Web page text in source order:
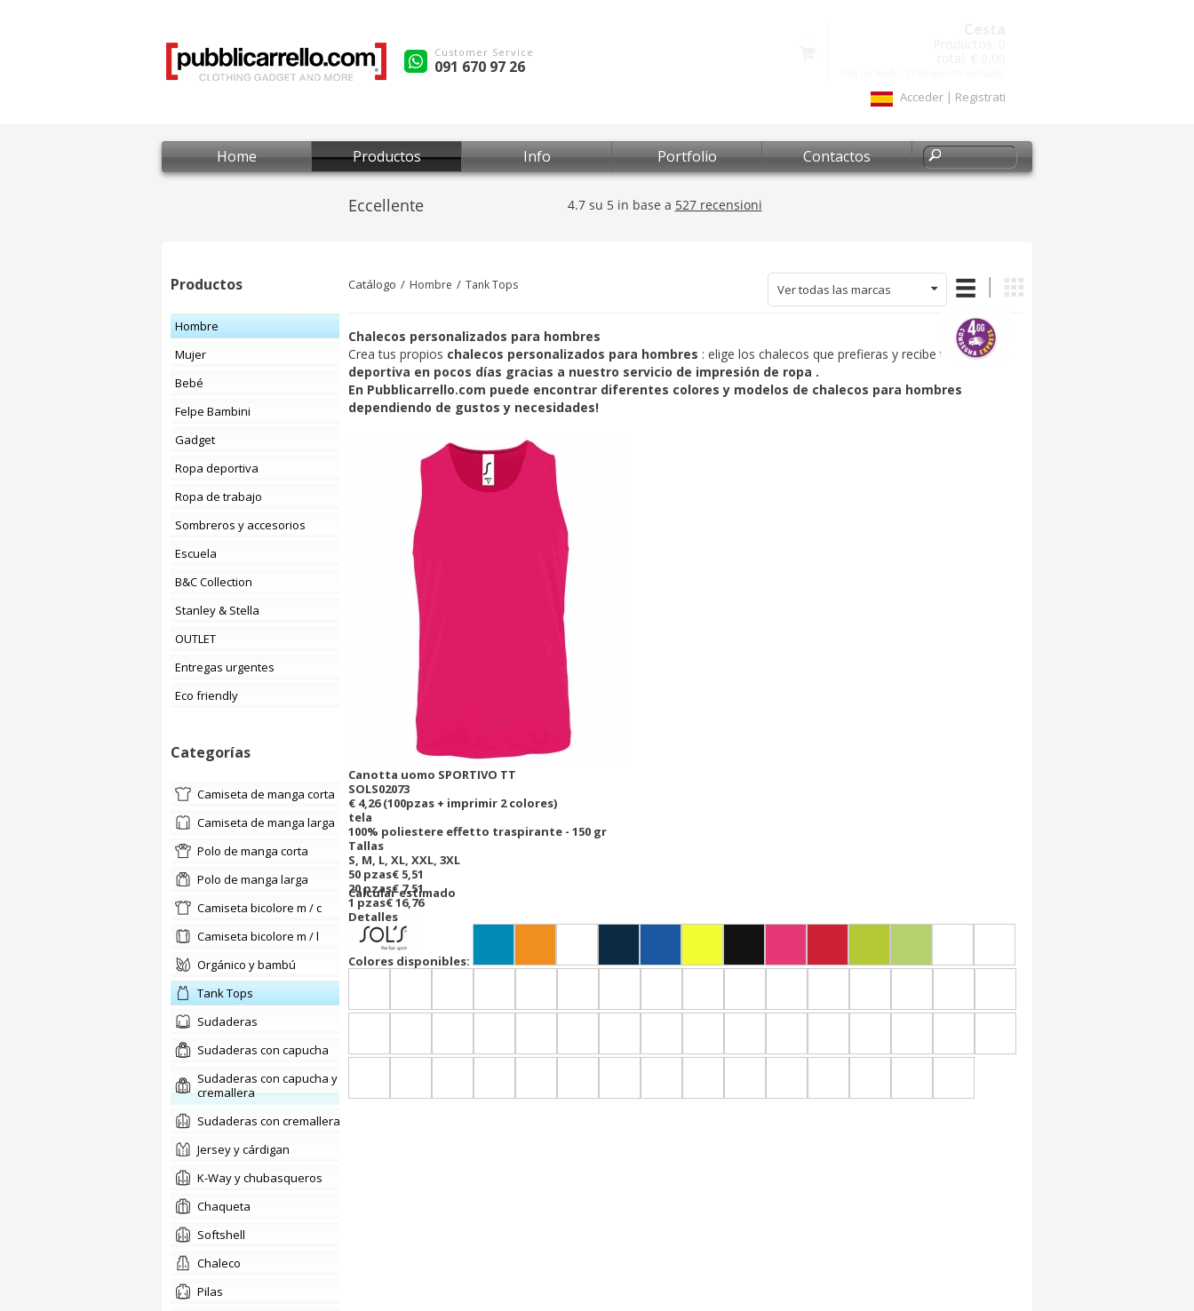
Customer Service
091 670 97 26
Acceder | Registrati
Home Productos Info Portfolio Contactos
Productos
Hombre
Mujer
Bebé
Felpe Bambini
Gadget
Ropa deportiva
Ropa de trabajo
Sombreros y accesorios
Escuela
B&C Collection
Stanley & Stella
OUTLET
Entregas urgentes
Eco friendly
Categorías
camiseta de manga corta
camiseta de manga larga
polo de manga corta
polo de manga larga
camiseta bicolore m / c
camiseta bicolore m / l
orgánico y bambú
Tank Tops
sudaderas
Sudaderas con capucha
Sudaderas con capucha y
cremallera
Sudaderas con cremallera
jersey y cárdigan
K-Way y chubasqueros
chaqueta
softshell
chaleco
pilas
Catálogo Hombre Tank Tops Ver todas las marcas
Chalecos personalizados para hombres
Crea tus propios chalecos personalizados para hombres : elige los chalecos que prefieras y recibe tu
ropa
deportiva en pocos días gracias a nuestro servicio de impresión de ropa .
En Pubblicarrello.com puede encontrar diferentes colores y modelos de chalecos para hombres
dependiendo de gustos y necesidades!
Canotta uomo SPORTIVO TT
SOLS02073
€ 4,26 (100pzas + imprimir 2 colores)
tela
100% poliestere effetto traspirante - 150 gr
Tallas
S, M, L, XL, XXL, 3XL
50 pzas€ 5,51
20 pzas€ 7,51
1 pzas€ 16,76
Calcular estimado
Detalles
Colores disponibles: